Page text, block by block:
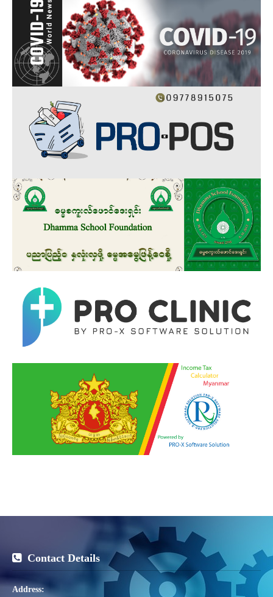
Contact Details
Address: